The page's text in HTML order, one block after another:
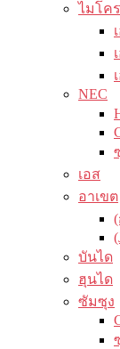
ไมโค
NEC
เอส
อาเขต
บันได
ฮุนได
ซัมซุง